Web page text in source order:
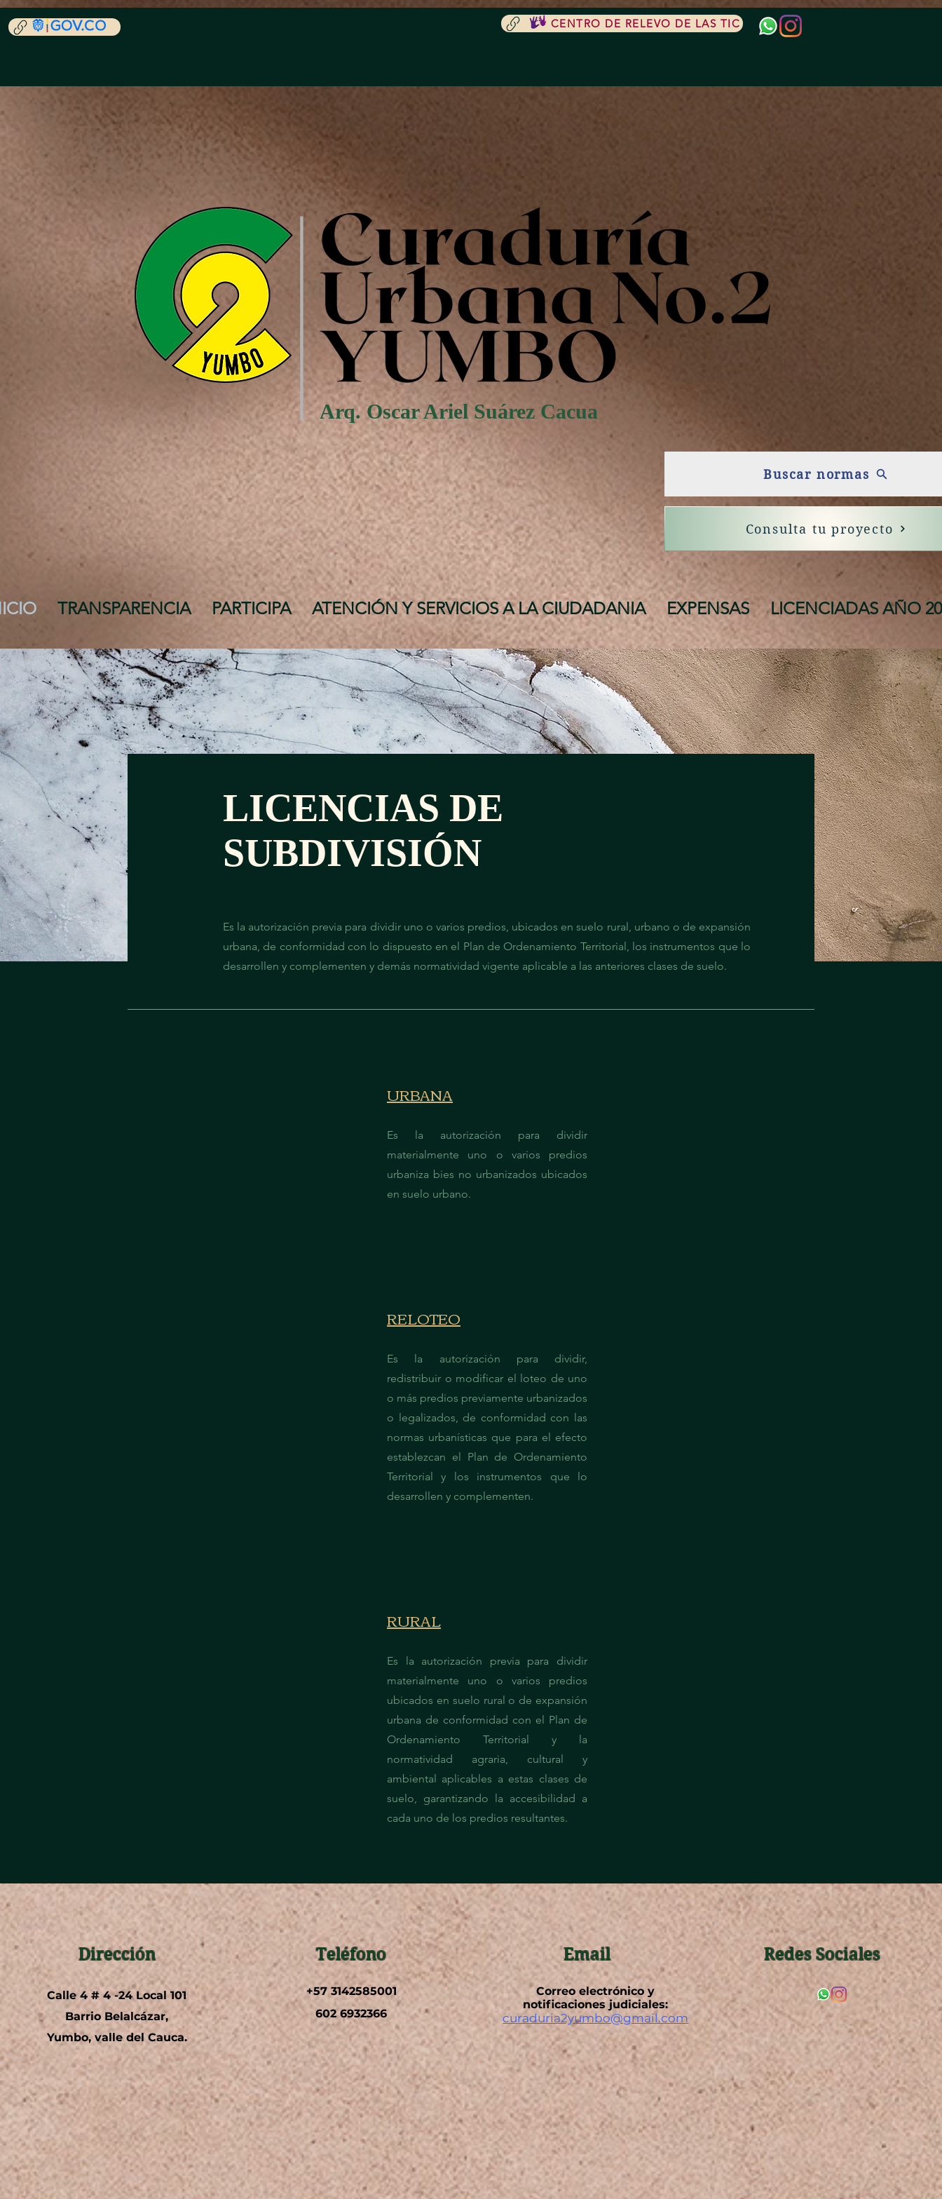
CENTRO DE RELEVO DE LAS TIC
Arq. Oscar Ariel Suárez Cacua
Buscar normas
Consulta tu proyecto
TRANSPARENCIA PARTICIPA ATENCIÓN Y SERVICIOS A LA CIUDADANIA EXPENSAS LICENCIADAS AÑO
LICENCIAS DE
SUBDIVISIÓN
Es la autorización previa para dividir uno o varios predios, ubicados en suelo rural, urbano o de expansión
urbana, de conformidad con lo dispuesto en el Plan de Ordenamiento Territorial, los instrumentos que lo
desarrollen y complementen y demás normatividad vigente aplicable a las anteriores clases de suelo.
URBANA
Es la autorización para dividir
materialmente uno o varios predios
urbaniza bies no urbanizados ubicados
en suelo urbano.
RELOTEO
Es la autorización para dividir,
redistribuir o modificar el loteo de uno
o más predios previamente urbanizados
o legalizados, de conformidad con las
normas urbanísticas que para el efecto
establezcan el Plan de Ordenamiento
Territorial y los instrumentos que lo
desarrollen y complementen.
RURAL
Es la autorización previa para dividir
materialmente uno o varios predios
ubicados en suelo rural o de expansión
urbana de conformidad con el Plan de
Ordenamiento Territorial y la
normatividad agraria, cultural y
ambiental aplicables a estas clases de
suelo, garantizando la accesibilidad a
cada uno de los predios resultantes.
Dirección
Calle 4 # 4 -24 Local 101
Barrio Belalcázar,
Yumbo, valle del Cauca.
Teléfono
+57 3142585001
602 6932366
Email
Correo electrónico y
notificaciones judiciales:
curaduria2yumbo@gmail.com
Redes Sociales